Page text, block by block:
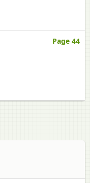
Page 44